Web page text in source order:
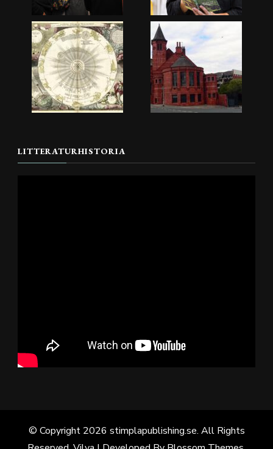
LITTERATURHISTORIA
© Copyright 2026 stimplapublishing.se. All Rights